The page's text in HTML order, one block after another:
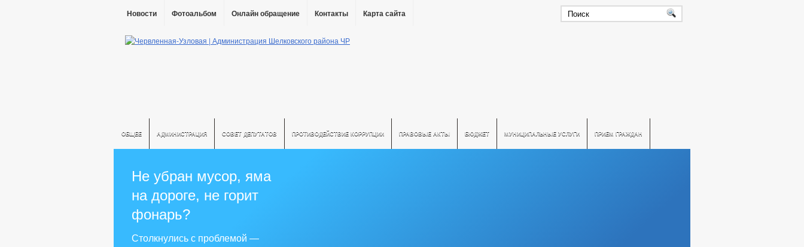
Новости Фотоальбом Онлайн обращение Контакты Карта сайта
ОБЩЕЕ АДМИНИСТРАЦИЯ СОВЕТ ДЕПУТАТОВ ПРОТИВОДЕЙСТВИЕ КОРРУПЦИИ ПРАВОВЫЕ АКТЫ БЮДЖЕТ МУНИЦИПАЛЬНЫЕ УСЛУГИ ПРИЕМ ГРАЖДАН
Не убран мусор, яма
на дороге, не горит
фонарь?
Столкнулись с проблемой —